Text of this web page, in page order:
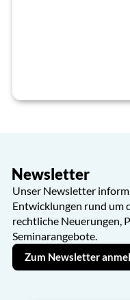
Newsletter
Unser Newsletter
Entwicklungen rund um
rechtliche Neuerungen,
Seminarangebote.
Zum Newsletter